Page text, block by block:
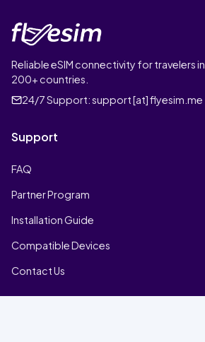
Reliable eSIM connectivity for travelers in
200+ countries.
24/7 Support:support [at] flyesim.me
Support
FAQ
Partner Program
Installation Guide
Compatible Devices
Contact Us